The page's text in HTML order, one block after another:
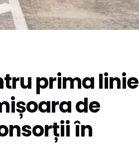
prima linie
de
în